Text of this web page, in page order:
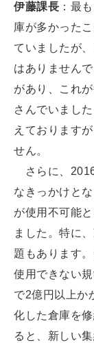
伊藤課長 ：最
庫が多かった
ていましたが
はありません
があり、これ
さんでいまし
えております
せん。
さらに、
なきっかけと
が使用不可能
ました。特に
題もあります
使用できない
で2億円以上か
化した倉庫を
ると、新しい